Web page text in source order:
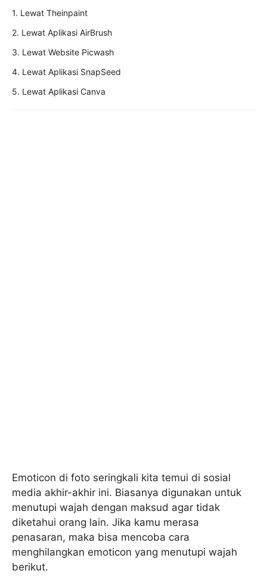
Emoticon di foto seringkali kita temui di sosial
media akhir-akhir ini. Biasanya digunakan untuk
menutupi wajah dengan maksud agar tidak
diketahui orang lain. Jika kamu merasa
penasaran, maka bisa mencoba cara
menghilangkan emoticon yang menutupi wajah
berikut.
1. Lewat Theinpaint
2. Lewat Aplikasi AirBrush
3. Lewat Website Picwash
4. Lewat Aplikasi SnapSeed
5. Lewat Aplikasi Canva